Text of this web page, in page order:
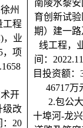
州
工程
，业
，项
开
级改
20
南陵水黎
育创新试
期）建一
线工程，
间：
目投资额：
46717万
2.包公
十埠河-龙